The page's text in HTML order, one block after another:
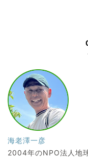
海老澤一彦
2004年のNPO法人地